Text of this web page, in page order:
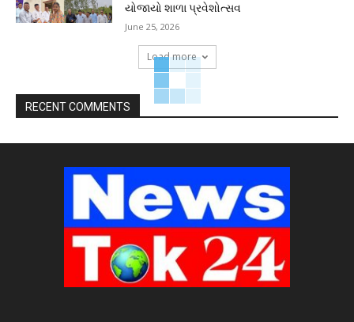
યોજાયો શાળા પ્રવેશોત્સવ
June 25, 2026
Load more
RECENT COMMENTS